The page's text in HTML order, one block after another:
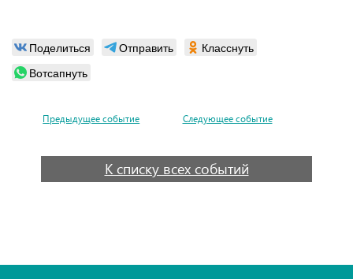
Поделиться Отправить
Класснуть
Вотсапнуть
Предыдущее событие Следующее событие
К списку всех событий